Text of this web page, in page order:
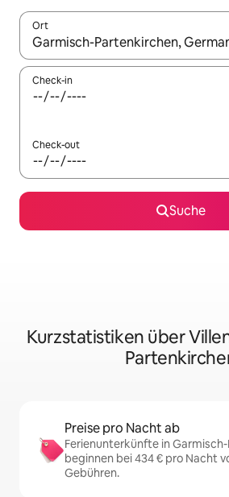
Ort
Wenn Ergebnisse verfügbar sind,
Check-in
Check-out
Suche
Kurzstatistiken über
Preise pro Nacht ab
Ferienunterkünfte in
beginnen bei 434 € pro Nacht
Gebühren.